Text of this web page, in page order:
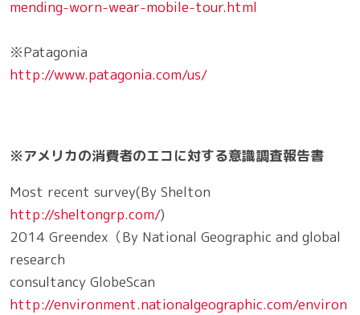
mending-worn-wear-mobile-tour.html
※Patagonia
http://www.patagonia.com/us/
※アメリカの消費者のエコに対する意識調査報告書
Most recent survey(By Shelton
http://sheltongrp.com/)
2014 Greendex（By National Geographic and global
research
consultancy GlobeScan
http://environment.nationalgeographic.com/environ